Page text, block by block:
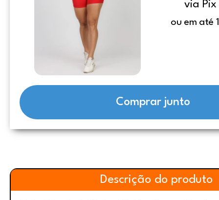
via Pix
ou em até
Comprar junto
Descrição do produto